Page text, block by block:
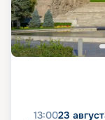
13:0023